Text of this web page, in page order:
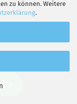
zu können. Weitere
.